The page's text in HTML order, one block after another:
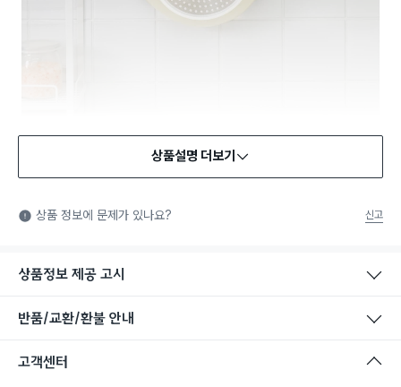
식품용 기구: 식품위생법에서 정한 규격에 따라 제조되어 식품 또
는 식품첨가물에 사용할 수 있는 식품용기구라는 표시입니다.
상품설명 더보기
상품 정보에 문제가 있나요? 신고
상품정보 제공 고시
반품/교환/환불 안내
고객센터